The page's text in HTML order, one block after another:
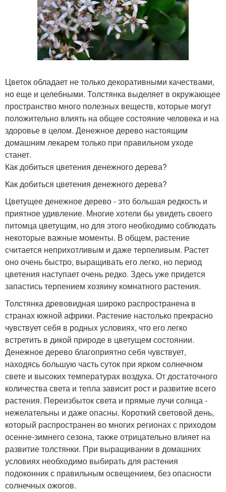
Цветок обладает не только декоративными качествами,
но еще и целебными. Толстянка выделяет в окружающее
пространство много полезных веществ, которые могут
положительно влиять на общее состояние человека и на
здоровье в целом. Денежное дерево настоящим
домашним лекарем только при правильном уходе
станет.
Как добиться цветения денежного дерева?
Как добиться цветения денежного дерева?
Цветущее денежное дерево - это большая редкость и
приятное удивление. Многие хотели бы увидеть своего
питомца цветущим, но для этого необходимо соблюдать
некоторые важные моменты. В общем, растение
считается неприхотливым и даже терпеливым. Растет
оно очень быстро, выращивать его легко, но период
цветения наступает очень редко. Здесь уже придется
запастись терпением хозяину комнатного растения.
Толстянка древовидная широко распространена в
странах южной африки. Растение настолько прекрасно
чувствует себя в родных условиях, что его легко
встретить в дикой природе в цветущем состоянии.
Денежное дерево благоприятно себя чувствует,
находясь большую часть суток при ярком солнечном
свете и высоких температурах воздуха. От достаточного
количества света и тепла зависит рост и развитие всего
растения. Переизбыток света и прямые лучи солнца -
нежелательны и даже опасны. Короткий световой день,
который распространен во многих регионах с приходом
осенне-зимнего сезона, также отрицательно влияет на
развитие толстянки. При выращивании в домашних
условиях необходимо выбирать для растения
подоконник с правильным освещением, без опасности
солнечных ожогов.